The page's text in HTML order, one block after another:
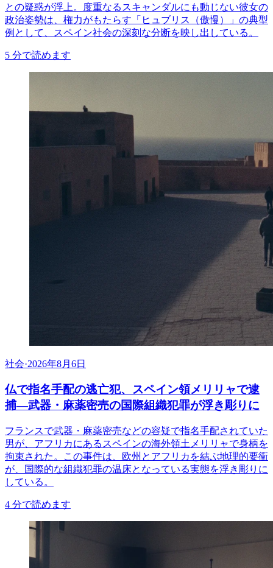
との疑惑が浮上。度重なるスキャンダルにも動じない彼女の
政治姿勢は、権力がもたらす「ヒュブリス（傲慢）」の典型
例として、スペイン社会の深刻な分断を映し出している。
5 分で読めます
社会·2026年8月6日
仏で指名手配の逃亡犯、スペイン領メリリャで逮
捕―武器・麻薬密売の国際組織犯罪が浮き彫りに
フランスで武器・麻薬密売などの容疑で指名手配されていた
男が、アフリカにあるスペインの海外領土メリリャで身柄を
拘束された。この事件は、欧州とアフリカを結ぶ地理的要衝
が、国際的な組織犯罪の温床となっている実態を浮き彫りに
している。
4 分で読めます